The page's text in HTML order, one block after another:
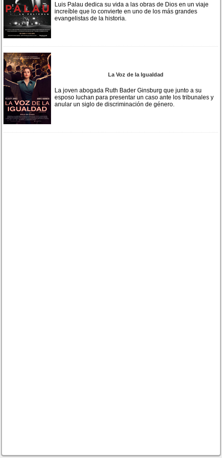
Luis Palau dedica su vida a las obras de Dios en un viaje
increíble que lo convierte en uno de los más grandes
evangelistas de la historia.
La Voz de la Igualdad
La joven abogada Ruth Bader Ginsburg que junto a su
esposo luchan para presentar un caso ante los tribunales y
anular un siglo de discriminación de género.